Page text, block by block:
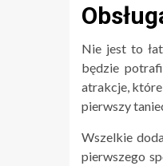
Nie jest to
będzie
atrakcje, które
pierwszy
Wszelkie
pierwszego